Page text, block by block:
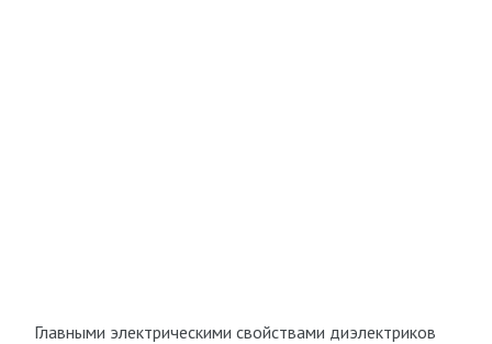
Главными электрическими свойствами диэлектриков